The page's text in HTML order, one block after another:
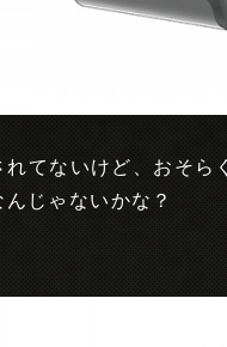
れてないけど、おそ
じゃないかな？